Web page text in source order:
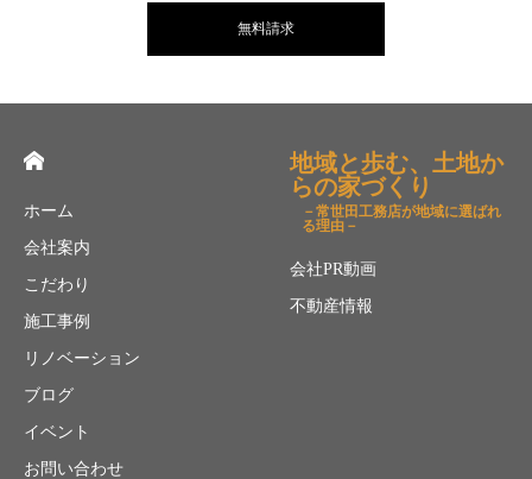
無料請求
ホーム
会社案内
こだわり
施工事例
リノベーション
ブログ
イベント
お問い合わせ
地域と歩む、土地か
らの家づくり
－常世田工務店が地域に選ばれ
る理由－
会社PR動画
不動産情報